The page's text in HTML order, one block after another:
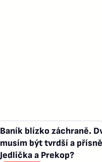
Baník blízko záchraně.
musím být tvrdší a
Jedlička a Prekop?